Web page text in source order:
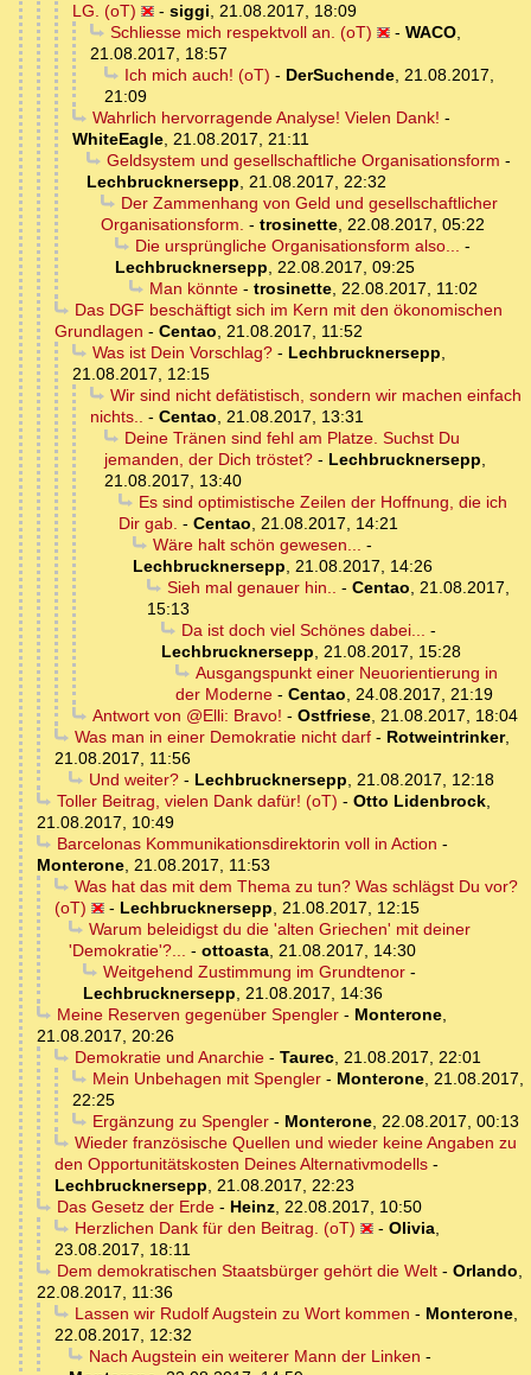
LG. (oT) - siggi, 21.08.2017, 18:09
Schliesse mich respektvoll an. (oT)
- WACO,
21.08.2017, 18:57
Ich mich auch! (oT) - DerSuchende, 21.08.2017,
21:09
Wahrlich hervorragende Analyse! Vielen Dank! -
WhiteEagle, 21.08.2017, 21:11
Geldsystem und gesellschaftliche Organisationsform -
Lechbrucknersepp, 21.08.2017, 22:32
Der Zammenhang von Geld und gesellschaftlicher
Organisationsform. - trosinette, 22.08.2017, 05:22
Die ursprüngliche Organisationsform also... -
Lechbrucknersepp, 22.08.2017, 09:25
Man könnte- trosinette, 22.08.2017, 11:02
Das DGF beschäftigt sich im Kern mit den ökonomischen
Grundlagen - Centao, 21.08.2017, 11:52
Was ist Dein Vorschlag?- Lechbrucknersepp,
21.08.2017, 12:15
Wir sind nicht defätistisch, sondern wir machen einfach
nichts.. - Centao, 21.08.2017, 13:31
Deine Tränen sind fehl am Platze. Suchst Du
jemanden, der Dich tröstet? - Lechbrucknersepp,
21.08.2017, 13:40
Es sind optimistische Zeilen der Hoffnung, die ich
Dir gab. - Centao, 21.08.2017, 14:21
Wäre halt schön gewesen... -
Lechbrucknersepp, 21.08.2017, 14:26
Sieh mal genauer hin.. - Centao, 21.08.2017,
15:13
Da ist doch viel Schönes dabei... -
Lechbrucknersepp, 21.08.2017, 15:28
Ausgangspunkt einer Neuorientierung in
der Moderne - Centao, 24.08.2017, 21:19
Antwort von @Elli: Bravo! - Ostfriese, 21.08.2017, 18:04
Was man in einer Demokratie nicht darf- Rotweintrinker,
21.08.2017, 11:56
Und weiter?- Lechbrucknersepp, 21.08.2017, 12:18
Toller Beitrag, vielen Dank dafür! (oT) - Otto Lidenbrock,
21.08.2017, 10:49
Barcelonas Kommunikationsdirektorin voll in Action -
Monterone, 21.08.2017, 11:53
Was hat das mit dem Thema zu tun? Was schlägst Du vor?
(oT)
- Lechbrucknersepp, 21.08.2017, 12:15
Warum beleidigst du die 'alten Griechen' mit deiner
'Demokratie'?... - ottoasta, 21.08.2017, 14:30
Weitgehend Zustimmung im Grundtenor-
Lechbrucknersepp, 21.08.2017, 14:36
Meine Reserven gegenüber Spengler- Monterone,
21.08.2017, 20:26
Demokratie und Anarchie- Taurec, 21.08.2017, 22:01
Mein Unbehagen mit Spengler- Monterone, 21.08.2017,
22:25
Ergänzung zu Spengler- Monterone, 22.08.2017, 00:13
Wieder französische Quellen und wieder keine Angaben zu
den Opportunitätskosten Deines Alternativmodells -
Lechbrucknersepp, 21.08.2017, 22:23
Das Gesetz der Erde- Heinz, 22.08.2017, 10:50
Herzlichen Dank für den Beitrag. (oT)
- Olivia,
23.08.2017, 18:11
Dem demokratischen Staatsbürger gehört die Welt- Orlando,
22.08.2017, 11:36
Lassen wir Rudolf Augstein zu Wort kommen - Monterone,
22.08.2017, 12:32
Nach Augstein ein weiterer Mann der Linken -